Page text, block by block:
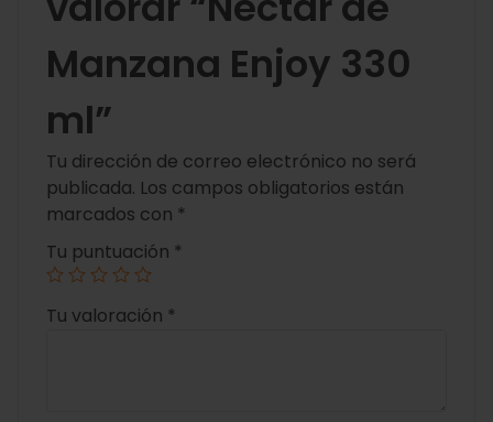
Manzana Enjoy 330
ml”
Tu dirección de correo electrónico no será
publicada. Los campos obligatorios están
marcados con *
Tu puntuación *
Tu valoración *